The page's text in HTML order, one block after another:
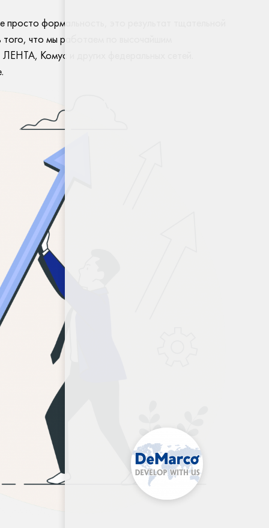
формальность, это результат тщательной
что мы работаем по высочайшим
Комус и других федеральных сетей.